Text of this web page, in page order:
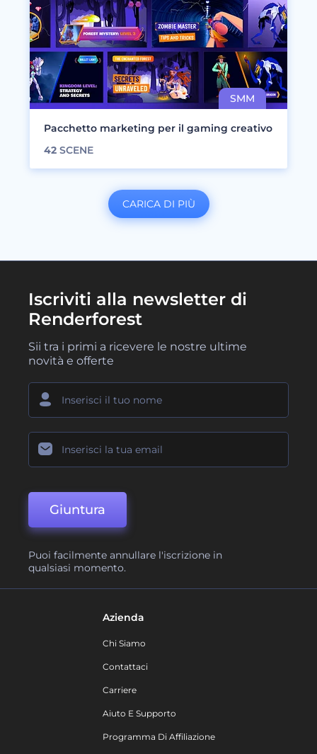
Pacchetto marketing per il gaming creativo
42 SCENE
CARICA DI PIÙ
Iscriviti alla newsletter di
Renderforest
Sii tra i primi a ricevere le nostre ultime
novità e offerte
Giuntura
Puoi facilmente annullare l'iscrizione in
qualsiasi momento.
Azienda
Chi Siamo
Contattaci
Carriere
Aiuto E Supporto
Programma Di Affiliazione